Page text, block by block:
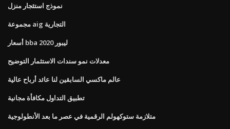
نموذج استئجار منزل
مجموعة aig التجارية
أسعار bba ليبور 2020
معدلات نمو سندات الاستثمار التوضيح
عالم ماكسي السابقين لنا عائد أرباح عالية
تطبيق التداول مكافأة مجانية
متلازمة ستوكهولم الرقمية في عصر ما بعد الأنطولوجية